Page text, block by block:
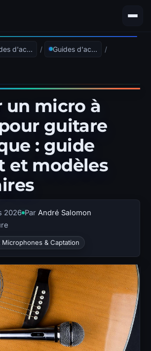
Guides d'achat / Guides d'achat Microphones & Captation
/
un micro à
guitare
: guide
et modèles
2026 Par André Salomon
& Captation